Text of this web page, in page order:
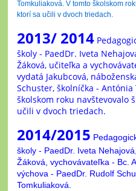
Tomkuliaková. V tomto školskom
ktorí sa učili v dvoch triedach.
2013/ 2014
školy - PaedDr. Iveta
Žáková, učiteľka a
vydatá Jakubcová,
Schuster, školníčka -
školskom roku navštevovalo
učili v dvoch triedach.
2014/2015
školy - PaedDr. Iveta
Žáková, vychovávateľka - Bc.
výchova - PaedDr. Rudolf
Tomkuliaková.